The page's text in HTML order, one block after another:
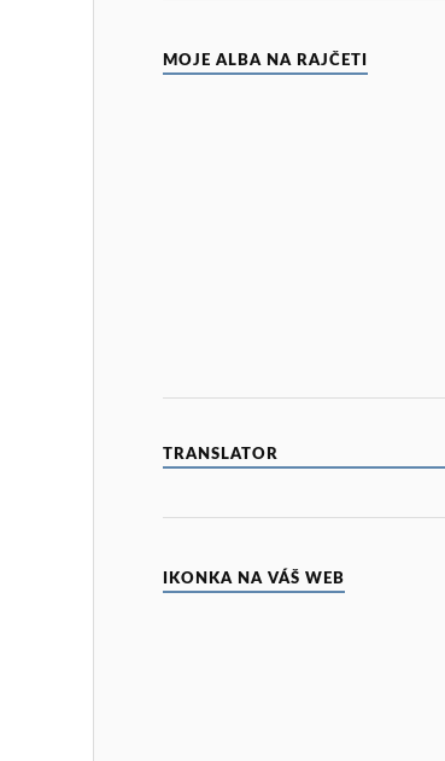
MOJE ALBA NA RAJČETI
TRANSLATOR
IKONKA NA VÁŠ WEB